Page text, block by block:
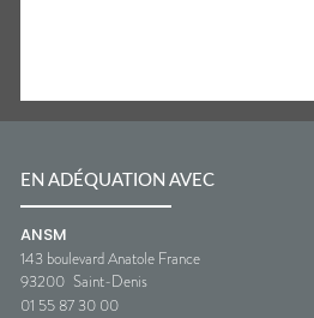
EN ADÉQUATION AVEC
ANSM
143 boulevard Anatole France
93200 Saint-Denis
01 55 87 30 00